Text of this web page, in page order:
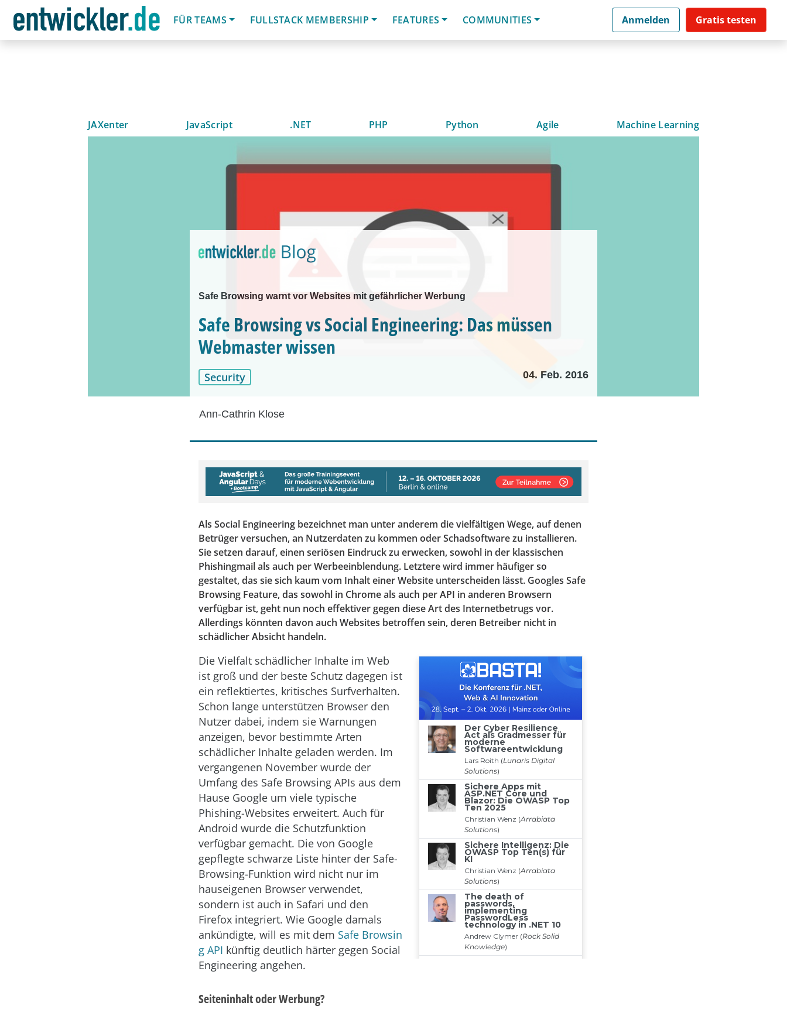
FÜR TEAMS
FULLSTACK MEMBERSHIP FEATURES COMMUNITIES Anmelden Gratis testen
JAXenter JavaScript .NET PHP Python Agile Machine Learning
Safe Browsing warnt vor Websites mit gefährlicher Werbung
Safe Browsing vs Social Engineering: Das müssen
Webmaster wissen
Security 04. Feb. 2016
Ann-Cathrin Klose
Als Social Engineering bezeichnet man unter anderem die vielfältigen Wege, auf denen
Betrüger versuchen, an Nutzerdaten zu kommen oder Schadsoftware zu installieren.
Sie setzen darauf, einen seriösen Eindruck zu erwecken, sowohl in der klassischen
Phishingmail als auch per Werbeeinblendung. Letztere wird immer häufiger so
gestaltet, das sie sich kaum vom Inhalt einer Website unterscheiden lässt. Googles Safe
Browsing Feature, das sowohl in Chrome als auch per API in anderen Browsern
verfügbar ist, geht nun noch effektiver gegen diese Art des Internetbetrugs vor.
Allerdings könnten davon auch Websites betroffen sein, deren Betreiber nicht in
schädlicher Absicht handeln.
Die Vielfalt schädlicher Inhalte im Web
ist groß und der beste Schutz dagegen ist
ein reflektiertes, kritisches Surfverhalten.
Schon lange unterstützen Browser den
Nutzer dabei, indem sie Warnungen
anzeigen, bevor bestimmte Arten
schädlicher Inhalte geladen werden. Im
vergangenen November wurde der
Umfang des Safe Browsing APIs aus dem
Hause Google um viele typische
Phishing-Websites erweitert. Auch für
Android wurde die Schutzfunktion
verfügbar gemacht. Die von Google
gepflegte schwarze Liste hinter der Safe-
Browsing-Funktion wird nicht nur im
hauseigenen Browser verwendet,
sondern ist auch in Safari und den
Firefox integriert. Wie Google damals
ankündigte, will es mit dem Safe Browsin
g API künftig deutlich härter gegen Social
Engineering angehen.
Seiteninhalt oder Werbung?